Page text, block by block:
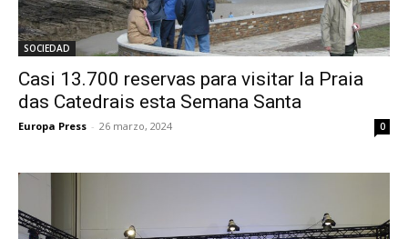
SOCIEDAD
Casi 13.700 reservas para visitar la Praia
das Catedrais esta Semana Santa
Europa Press - 26 marzo, 2024 0